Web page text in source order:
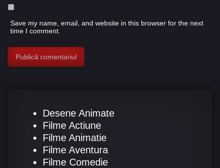
Save my name, email, and website in this browser for the next
time I comment.
Desene Animate
Filme Actiune
Filme Animatie
Filme Aventura
Filme Comedie